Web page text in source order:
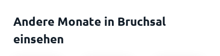
Andere Monate in Bruchsal
einsehen